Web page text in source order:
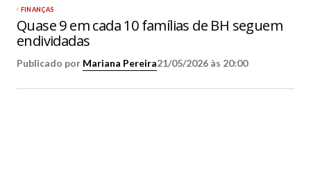
FINANÇAS
Quase 9 em cada 10 famílias de BH seguem
endividadas
Publicado por Mariana Pereira21/05/2026 às 20:00